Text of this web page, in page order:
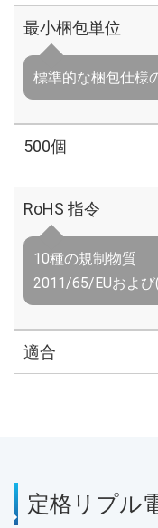
最小梱包単位
標準的な梱包仕様
500個
RoHS 指令
10種の規制物質
2011/65/EUおよび
適合
定格リプル